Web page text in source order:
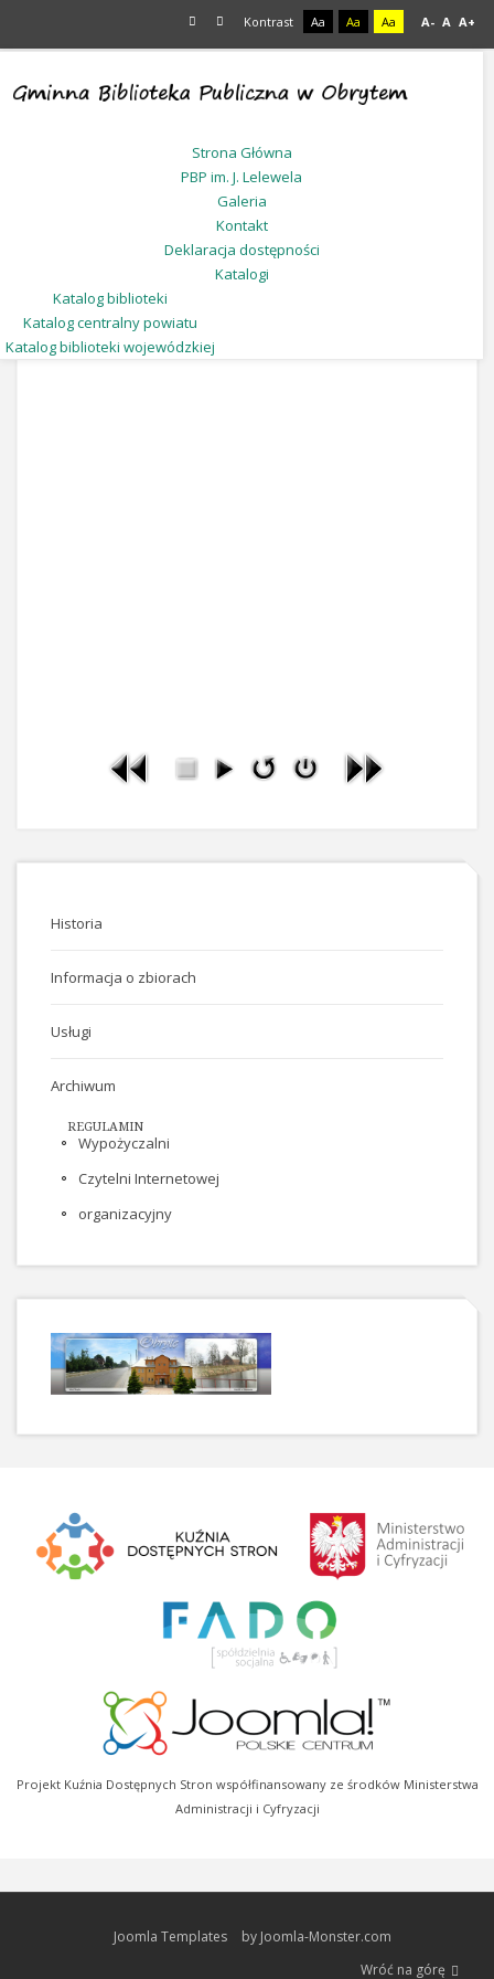
Kontrast Aa Aa Aa A- A A+
Strona Główna
PBP im. J. Lelewela
Galeria
Kontakt
Deklaracja dostępności
Katalogi
Katalog biblioteki
Katalog centralny powiatu
Katalog biblioteki wojewódzkiej
Jesteś tutaj: Start Galeria
Historia
Informacja o zbiorach
Usługi
Archiwum
REGULAMIN
Wypożyczalni
Czytelni Internetowej
organizacyjny
Projekt Kuźnia Dostępnych Stron współfinansowany ze środków Ministerstwa
Administracji i Cyfryzacji
Joomla Templates
by Joomla-Monster.com
Wróć na górę